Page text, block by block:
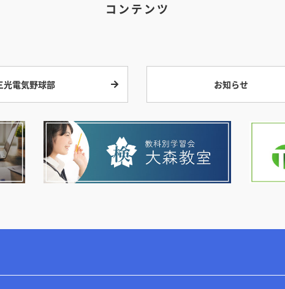
コンテンツ
光電気野球部 お知らせ